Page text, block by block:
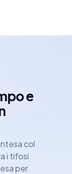
e
col
i tifosi
per